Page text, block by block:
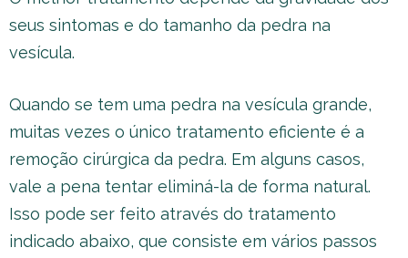
seus sintomas e do tamanho da pedra na
vesícula.
Quando se tem uma pedra na vesícula grande,
muitas vezes o único tratamento eficiente é a
remoção cirúrgica da pedra. Em alguns casos,
vale a pena tentar eliminá-la de forma natural.
Isso pode ser feito através do tratamento
indicado abaixo, que consiste em vários passos